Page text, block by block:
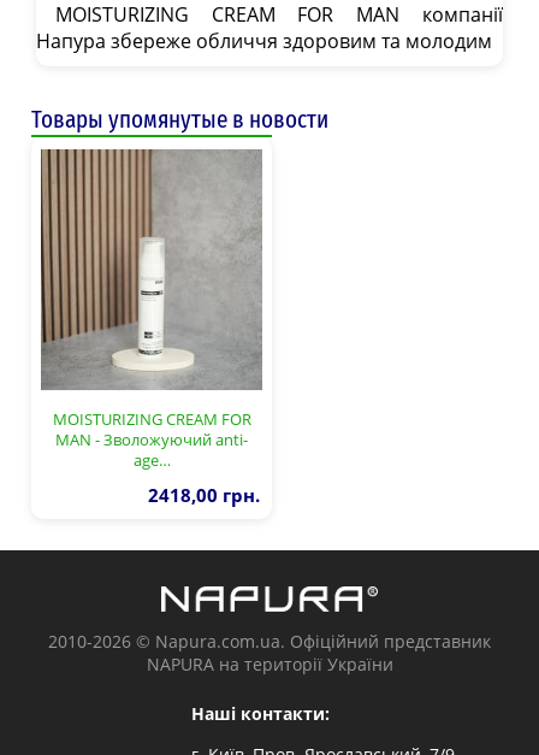
MOISTURIZING CREAM FOR MAN компанії
Напура збереже обличчя здоровим та молодим
Товары упомянутые в новости
MOISTURIZING CREAM FOR
MAN - Зволожуючий anti-
age…
2418,00 грн.
2010-2026 © Napura.com.ua. Офіційний представник
NAPURA на території України
Наші контакти: